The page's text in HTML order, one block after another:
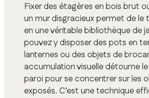
Fixer des étagères en bois brut
un mur disgracieux permet de le
en une véritable bibliothèque de
pouvez y disposer des pots en
lanternes ou des objets de
accumulation visuelle détourne
paroi pour se concentrer sur les
exposés. C’est une technique